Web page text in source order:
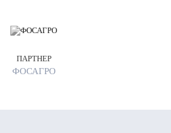
ПАРТНЕР
ФОСАГРО